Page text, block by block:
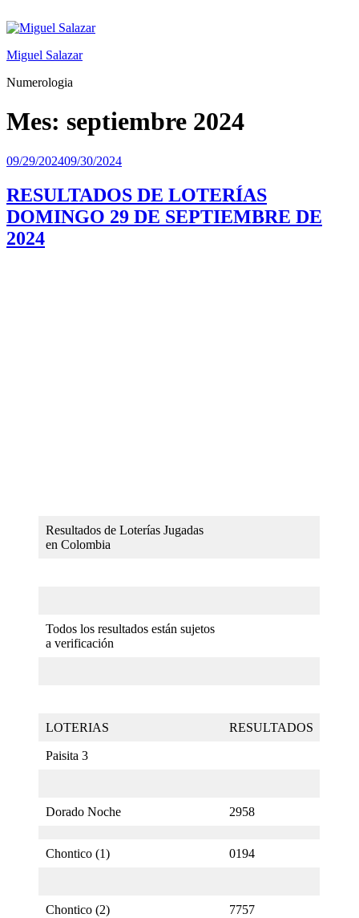
al
Miguel Salazar
Numerologia
Mes: septiembre 2024
Publicado
09/29/202409/30/2024
RESULTADOS DE LOTERÍAS
DOMINGO 29 DE SEPTIEMBRE DE
2024
Resultados de Loterías Jugadas
en Colombia
Todos los resultados están sujetos
a verificación
LOTERIAS RESULTADOS
Paisita 3
Dorado Noche 2958
Chontico (1) 0194
Chontico (2) 7757